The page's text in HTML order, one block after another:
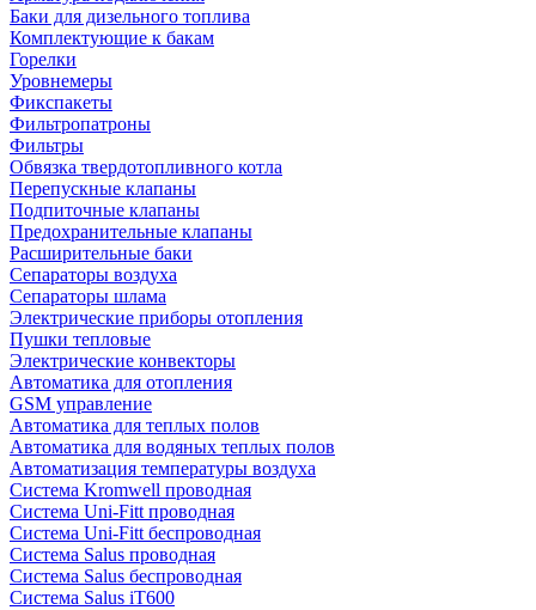
Баки для дизельного топлива
Комплектующие к бакам
Горелки
Уровнемеры
Фикспакеты
Фильтропатроны
Фильтры
Обвязка твердотопливного котла
Перепускные клапаны
Подпиточные клапаны
Предохранительные клапаны
Расширительные баки
Сепараторы воздуха
Сепараторы шлама
Электрические приборы отопления
Пушки тепловые
Электрические конвекторы
Автоматика для отопления
GSM управление
Автоматика для теплых полов
Автоматика для водяных теплых полов
Автоматизация температуры воздуха
Система Kromwell проводная
Система Uni-Fitt проводная
Система Uni-Fitt беспроводная
Система Salus проводная
Система Salus беспроводная
Система Salus iT600